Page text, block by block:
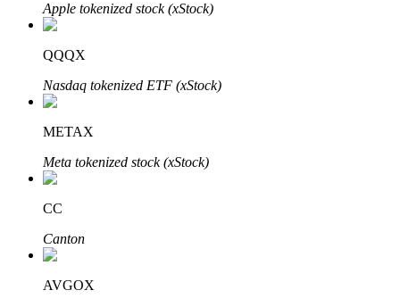
Изучите стейкинг
Apple tokenized stock (xStock)
QQQX
Nasdaq tokenized ETF (xStock)
METAX
Meta tokenized stock (xStock)
CC
Canton
AVGOX